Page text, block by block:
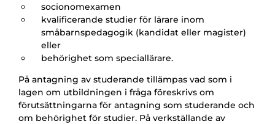
socionomexamen
kvalificerande studier för lärare inom
småbarnspedagogik (kandidat eller magister)
eller
behörighet som speciallärare.
På antagning av studerande tillämpas vad som i
lagen om utbildningen i fråga föreskrivs om
förutsättningarna för antagning som studerande och
om behörighet för studier. På verkställande av